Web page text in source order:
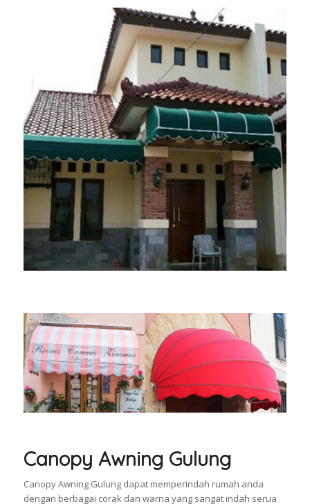
Canopy Awning Gulung
Canopy Awning Gulung dapat memperindah rumah anda
dengan berbagai corak dan warna yang sangat indah serua